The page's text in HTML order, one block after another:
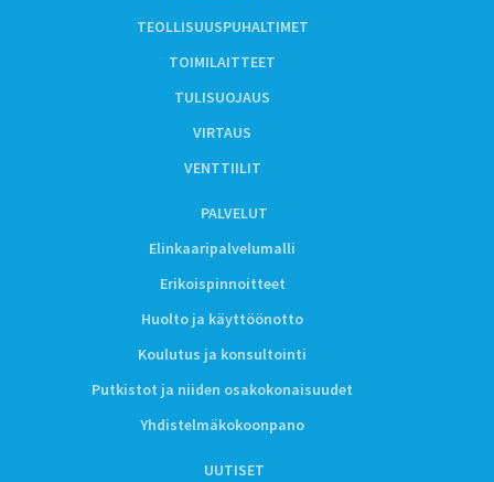
TEOLLISUUSPUHALTIMET
TOIMILAITTEET
TULISUOJAUS
VIRTAUS
VENTTIILIT
PALVELUT
Elinkaaripalvelumalli
Erikoispinnoitteet
Huolto ja käyttöönotto
Koulutus ja konsultointi
Putkistot ja niiden osakokonaisuudet
Yhdistelmäkokoonpano
UUTISET